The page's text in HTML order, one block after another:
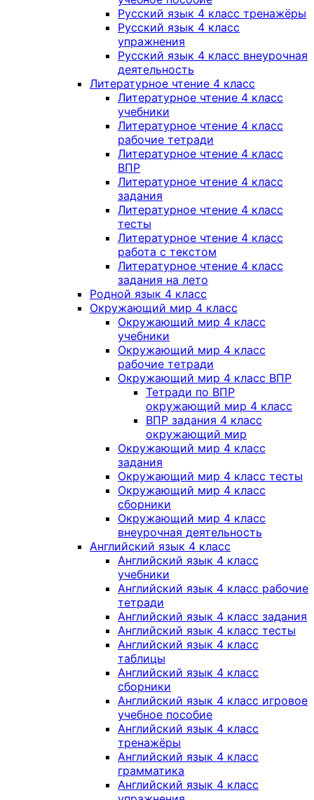
Русский язык 4 класс тренажёры
Русский язык 4 класс
упражнения
Русский язык 4 класс внеурочная
деятельность
Литературное чтение 4 класс
Литературное чтение 4 класс
учебники
Литературное чтение 4 класс
рабочие тетради
Литературное чтение 4 класс
ВПР
Литературное чтение 4 класс
задания
Литературное чтение 4 класс
тесты
Литературное чтение 4 класс
работа с текстом
Литературное чтение 4 класс
задания на лето
Родной язык 4 класс
Окружающий мир 4 класс
Окружающий мир 4 класс
учебники
Окружающий мир 4 класс
рабочие тетради
Окружающий мир 4 класс ВПР
Тетради по ВПР
окружающий мир 4 класс
ВПР задания 4 класс
окружающий мир
Окружающий мир 4 класс
задания
Окружающий мир 4 класс тесты
Окружающий мир 4 класс
сборники
Окружающий мир 4 класс
внеурочная деятельность
Английский язык 4 класс
Английский язык 4 класс
учебники
Английский язык 4 класс рабочие
тетради
Английский язык 4 класс задания
Английский язык 4 класс тесты
Английский язык 4 класс
таблицы
Английский язык 4 класс
сборники
Английский язык 4 класс игровое
учебное пособие
Английский язык 4 класс
тренажёры
Английский язык 4 класс
грамматика
Английский язык 4 класс